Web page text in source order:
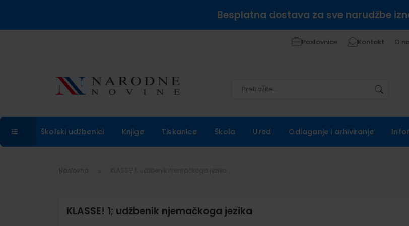
Besplatna dostava za sve narudžbe
Poslovnice Kontakt O
Školski udžbenici Knjige Tiskanice Škola Ured Odlaganje i arhiviranje
Naslovna
KLASSE! 1; udžbenik njemačkoga jezika